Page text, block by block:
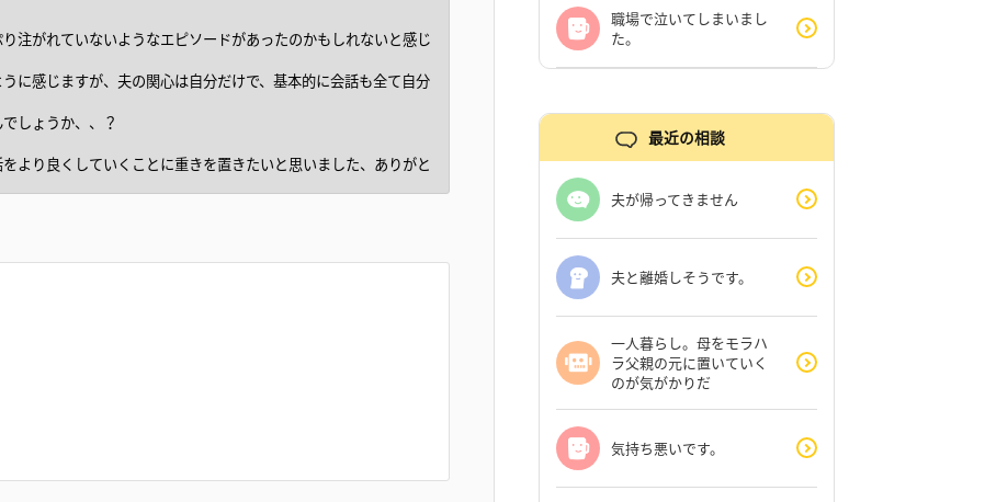
職場で泣いてしまいまし
た。
最近の相談
夫が帰ってきません
夫と離婚しそうです。
一人暮らし。母をモラハ
ラ父親の元に置いていく
のが気がかりだ
気持ち悪いです。